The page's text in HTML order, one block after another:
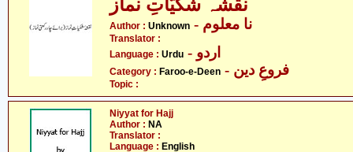
نقشہ شکیّاتِ نماز
Author : Unknown - نا معلوم
Translator :
Language : Urdu - اردو
Category : Faroo-e-Deen - فروعِ دین
Topic :
Niyyat for Hajj
Author : NA
Translator :
Language : English